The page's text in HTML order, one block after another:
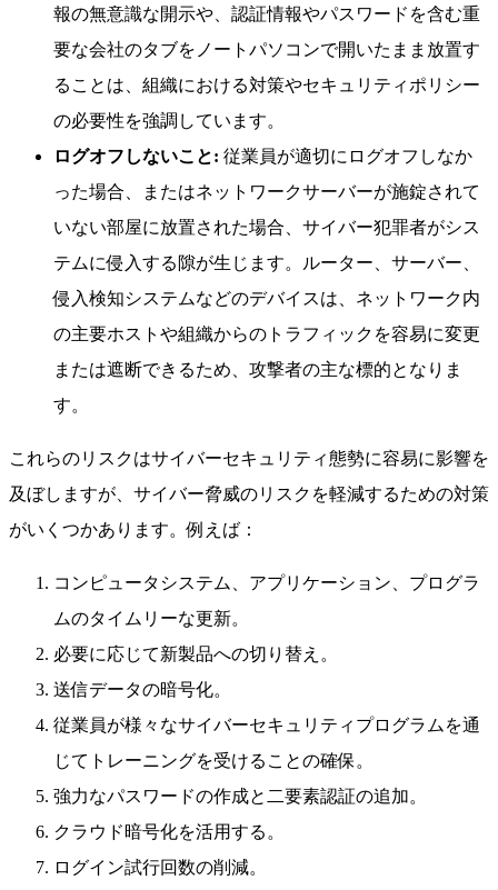
報の無意識な開示や、認証情報やパスワードを含む重
要な会社のタブをノートパソコンで開いたまま放置す
ることは、組織における対策やセキュリティポリシー
の必要性を強調しています。
ログオフしないこと: 従業員が適切にログオフしなか
った場合、またはネットワークサーバーが施錠されて
いない部屋に放置された場合、サイバー犯罪者がシス
テムに侵入する隙が生じます。ルーター、サーバー、
侵入検知システムなどのデバイスは、ネットワーク内
の主要ホストや組織からのトラフィックを容易に変更
または遮断できるため、攻撃者の主な標的となりま
す。
これらのリスクはサイバーセキュリティ態勢に容易に影響を
及ぼしますが、サイバー脅威のリスクを軽減するための対策
がいくつかあります。例えば：
コンピュータシステム、アプリケーション、プログラ
ムのタイムリーな更新。
必要に応じて新製品への切り替え。
送信データの暗号化。
従業員が様々なサイバーセキュリティプログラムを通
じてトレーニングを受けることの確保。
強力なパスワードの作成と二要素認証の追加。
クラウド暗号化を活用する。
ログイン試行回数の削減。